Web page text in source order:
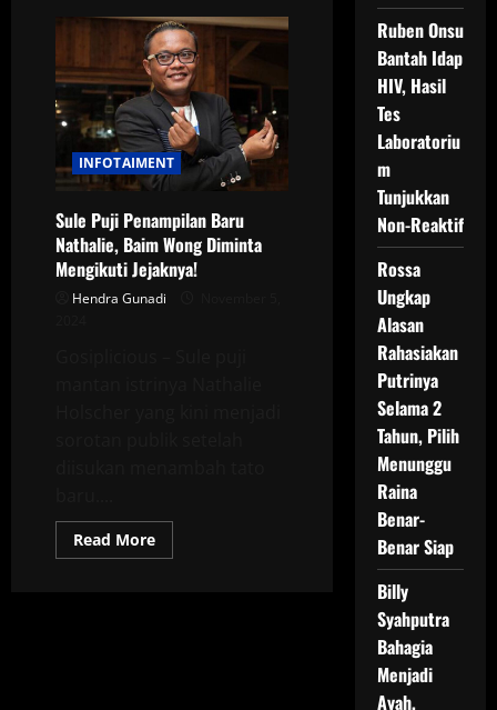
Verhoeven
Bicara
Tentang
Kesulitannya
dengan
Anak
INFOTAIMENT
Sule Puji Penampilan Baru
Nathalie, Baim Wong Diminta
Mengikuti Jejaknya!
Hendra Gunadi
Read MoreRead
more
Ruben Onsu
Bantah Idap
HIV, Hasil
Tes
Laboratoriu
m
Tunjukkan
Non-Reaktif
Rossa
Ungkap
Alasan
Rahasiakan
Putrinya
Selama 2
Tahun, Pilih
Menunggu
Raina
Benar-
Benar Siap
Billy
Syahputra
Bahagia
Menjadi
Ayah,